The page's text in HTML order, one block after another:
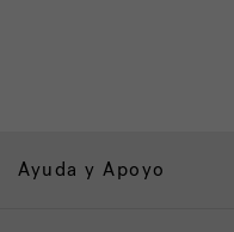
Ayuda y Apoyo